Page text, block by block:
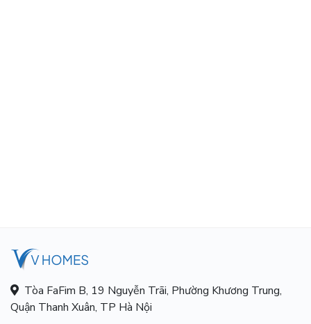
Tòa FaFim B, 19 Nguyễn Trãi, Phường Khương Trung,
Quận Thanh Xuân, TP Hà Nội